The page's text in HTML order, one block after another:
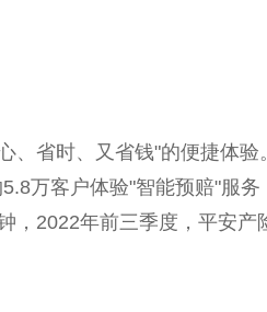
省时、又省钱"的便捷体验
万客户体验"智能预赔"服务
，2022年前三季度， 平安产